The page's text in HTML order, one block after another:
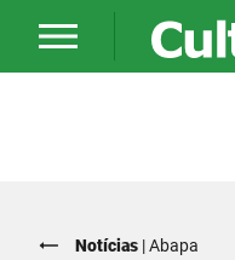
Notícias |Abapa